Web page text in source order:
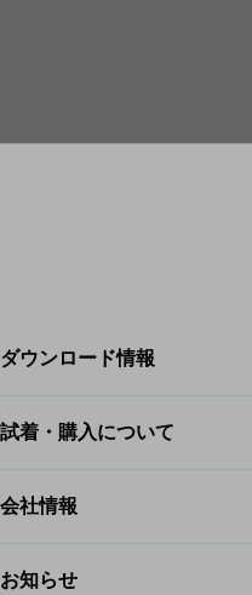
ダウンロード情報
試着・購入について
会社情報
お知らせ